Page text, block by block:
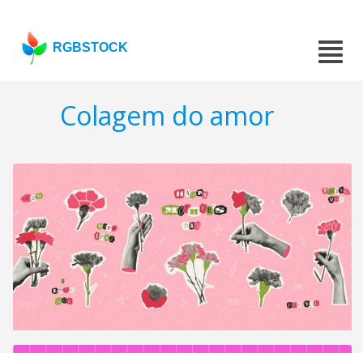
RGBSTOCK
Colagem do amor